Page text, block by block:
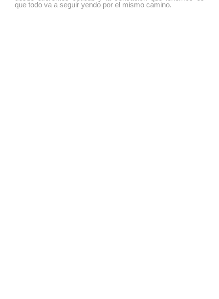
que todo va a seguir yendo por el mismo camino.